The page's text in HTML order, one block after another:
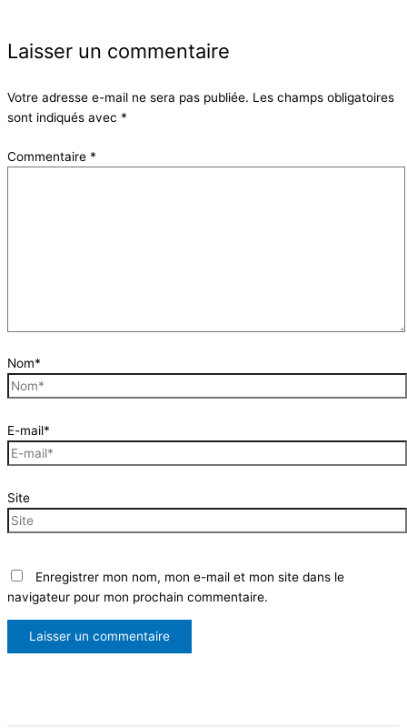
Laisser un commentaire
Votre adresse e-mail ne sera pas publiée. Les champs obligatoires
sont indiqués avec *
Commentaire *
Nom*
E-mail*
Site
Enregistrer mon nom, mon e-mail et mon site dans le
navigateur pour mon prochain commentaire.